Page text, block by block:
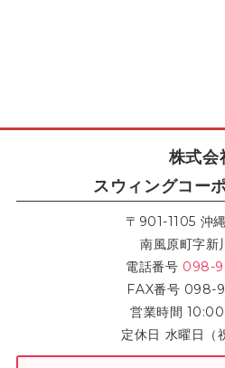
株式会
スウィングコー
〒901-1105 沖
南風原町字新
電話番号 098-
FAX番号 098-
営業時間
定休日 水曜日（